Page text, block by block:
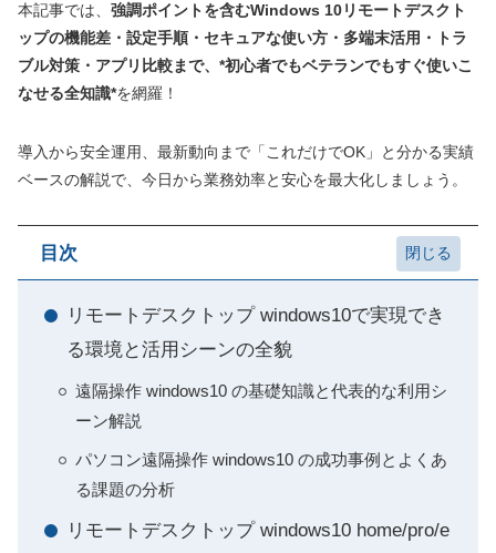
本記事では、 強調ポイントを含むWindows 10リモートデスクト
ップの機能差・設定手順・セキュアな使い方・多端末活用・トラ
ブル対策・アプリ比較まで、*初心者でもベテランでもすぐ使いこ
なせる全知識*を網羅！
導入から安全運用、最新動向まで「これだけでOK」と分かる実績
ベースの解説で、今日から業務効率と安心を最大化しましょう。
目次
リモートデスクトップ windows10で実現でき
る環境と活用シーンの全貌
遠隔操作 windows10 の基礎知識と代表的な利用シ
ーン解説
パソコン遠隔操作 windows10 の成功事例とよくあ
る課題の分析
リモートデスクトップ windows10 home/pro/e